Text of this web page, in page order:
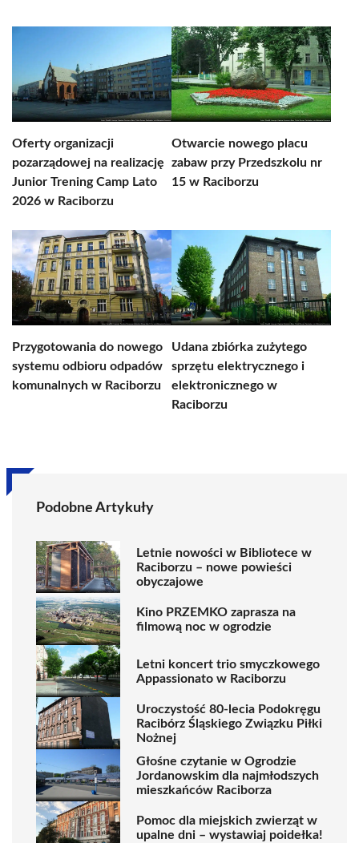
Oferty organizacji
pozarządowej na realizację
Junior Trening Camp Lato
2026 w Raciborzu
Otwarcie nowego placu
zabaw przy Przedszkolu nr
15 w Raciborzu
Przygotowania do nowego
systemu odbioru odpadów
komunalnych w Raciborzu
Udana zbiórka zużytego
sprzętu elektrycznego i
elektronicznego w
Raciborzu
Podobne Artykuły
Letnie nowości w Bibliotece w
Raciborzu – nowe powieści
obyczajowe
Kino PRZEMKO zaprasza na
filmową noc w ogrodzie
Letni koncert trio smyczkowego
Appassionato w Raciborzu
Uroczystość 80-lecia Podokręgu
Racibórz Śląskiego Związku Piłki
Nożnej
Głośne czytanie w Ogrodzie
Jordanowskim dla najmłodszych
mieszkańców Raciborza
Pomoc dla miejskich zwierząt w
upalne dni – wystawiaj poidełka!